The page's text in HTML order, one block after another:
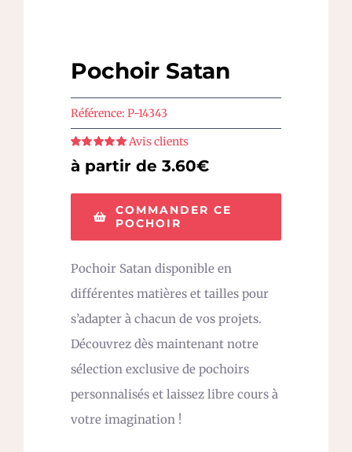
Pochoir Satan
Référence: P-14343
Note sur 5
Avis clients
à partir de 3.60€
COMMANDER CE
POCHOIR
Pochoir Satan disponible en
différentes matières et tailles pour
s’adapter à chacun de vos projets.
Découvrez dès maintenant notre
sélection exclusive de pochoirs
personnalisés et laissez libre cours à
votre imagination !